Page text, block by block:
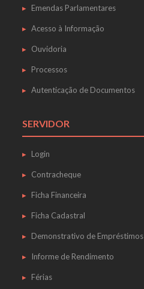
Emendas Parlamentares
Acesso à Informação
Ouvidoria
Processos
Autenticação de Documentos
SERVIDOR
Login
Contracheque
Ficha Financeira
Ficha Cadastral
Demonstrativo de Empréstimos
Informe de Rendimento
Férias